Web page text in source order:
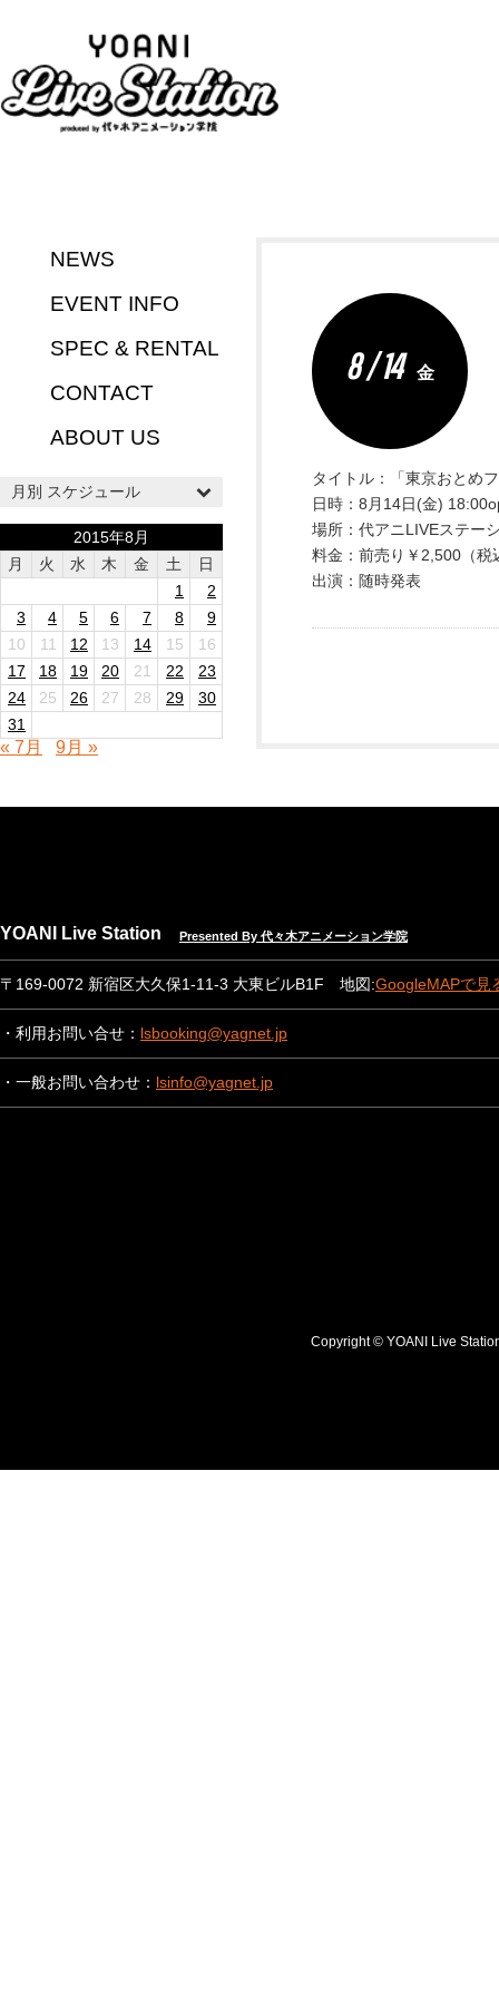
NEWS
EVENT INFO
SPEC & RENTAL
CONTACT
ABOUT US
月別 スケジュール
2015年8月
月
火 水 木 金 土
日
1
2
3
4 5 6 7 8
9
10
11 12 13 14 15
16
17
18 19 20 21 22
23
24
25 26 27 28 29
30
31
« 7月 9月 »
8 / 14 金
タイトル：「東京おとめ
日時：8月14日(金)
場所：代アニLIVEステー
料金：前売り￥2,500（
出演：随時発表
YOANI Live Station Presented By 代々木アニメーション学院
〒169-0072 新宿区大久保1-11-3 大東ビルB1F 地図:GoogleMAPで見
・利用お問い合せ： lsbooking@yagnet.jp
・一般お問い合わせ： lsinfo@yagnet.jp
Copyright © YOANI Live